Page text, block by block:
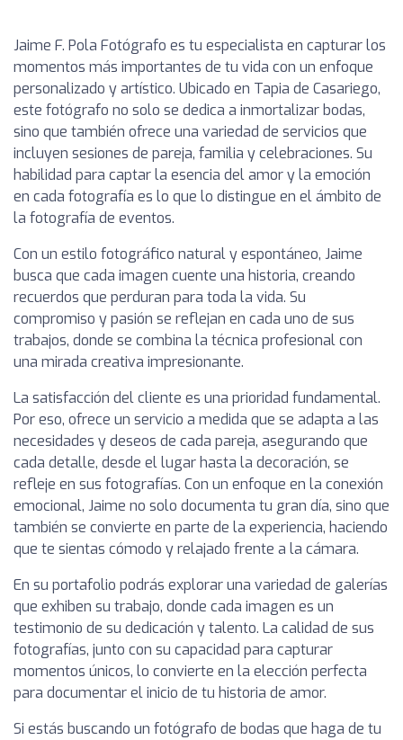
Jaime F. Pola Fotógrafo es tu especialista en capturar los
momentos más importantes de tu vida con un enfoque
personalizado y artístico. Ubicado en Tapia de Casariego,
este fotógrafo no solo se dedica a inmortalizar bodas,
sino que también ofrece una variedad de servicios que
incluyen sesiones de pareja, familia y celebraciones. Su
habilidad para captar la esencia del amor y la emoción
en cada fotografía es lo que lo distingue en el ámbito de
la fotografía de eventos.
Con un estilo fotográfico natural y espontáneo, Jaime
busca que cada imagen cuente una historia, creando
recuerdos que perduran para toda la vida. Su
compromiso y pasión se reflejan en cada uno de sus
trabajos, donde se combina la técnica profesional con
una mirada creativa impresionante.
La satisfacción del cliente es una prioridad fundamental.
Por eso, ofrece un servicio a medida que se adapta a las
necesidades y deseos de cada pareja, asegurando que
cada detalle, desde el lugar hasta la decoración, se
refleje en sus fotografías. Con un enfoque en la conexión
emocional, Jaime no solo documenta tu gran día, sino que
también se convierte en parte de la experiencia, haciendo
que te sientas cómodo y relajado frente a la cámara.
En su portafolio podrás explorar una variedad de galerías
que exhiben su trabajo, donde cada imagen es un
testimonio de su dedicación y talento. La calidad de sus
fotografías, junto con su capacidad para capturar
momentos únicos, lo convierte en la elección perfecta
para documentar el inicio de tu historia de amor.
Si estás buscando un fotógrafo de bodas que haga de tu